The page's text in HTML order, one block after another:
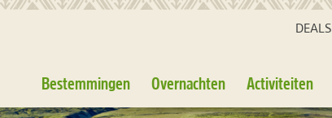
DEALS
Bestemmingen Overnachten Activiteiten